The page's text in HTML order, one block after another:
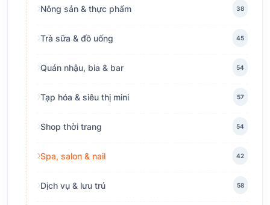
Nông sản & thực phẩm 38
Trà sữa & đồ uống 45
Quán nhậu, bia & bar 54
Tạp hóa & siêu thị mini 57
Shop thời trang 54
Spa, salon & nail 42
Dịch vụ & lưu trú 58